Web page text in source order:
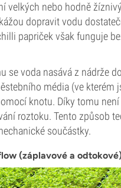
velkých nebo hodně
dopravit vodu
papriček však funguje
se voda nasává z nádrže do
média (ve kterém
knotu. Díky tomu
roztoku. Tento způsob
součástky.
(záplavové a